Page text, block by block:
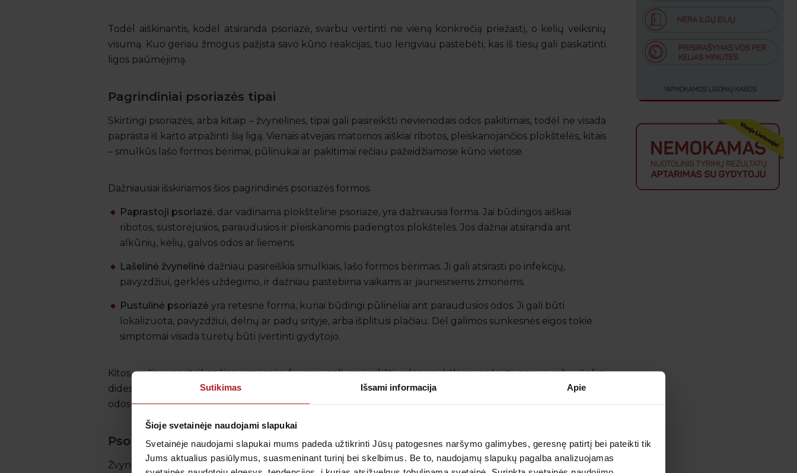
Sutikimas Išsami informacija Apie
Šioje svetainėje naudojami slapukai
Svetainėje naudojami slapukai mums padeda užtikrinti Jūsų patogesnes naršymo galimybes, geresnę patirtį bei pateikti tik
Jums aktualius pasiūlymus, suasmeninant turinį bei skelbimus. Be to, naudojamų slapukų pagalba analizuojamas
Todėl aiškinantis, kodėl atsiranda psoriazė, svarbu vertinti ne vieną konkrečią priežastį, o kelių veiksnių
visumą. Kuo geriau žmogus pažįsta savo kūno reakcijas, tuo lengviau pastebėti, kas iš tiesų gali paskatinti
ligos paūmėjimą.
Pagrindiniai psoriazės tipai
Skirtingi psoriazės, arba kitaip – žvynelinės, tipai gali pasireikšti nevienodais odos pakitimais, todėl ne visada
paprasta iš karto atpažinti šią ligą. Vienais atvejais matomos aiškiai ribotos, pleiskanojančios plokštelės, kitais
– smulkūs lašo formos bėrimai, pūlinukai ar pakitimai rečiau pažeidžiamose kūno vietose.
Dažniausiai išskiriamos šios pagrindinės psoriazės formos:
Paprastoji psoriazė, dar vadinama plokšteline psoriaze, yra dažniausia forma. Jai būdingos aiškiai
ribotos, sustorėjusios, paraudusios ir pleiskanomis padengtos plokštelės. Jos dažnai atsiranda ant
alkūnių, kelių, galvos odos ar liemens.
Lašelinė žvynelinė dažniau pasireiškia smulkiais, lašo formos bėrimais. Ji gali atsirasti po infekcijų,
pavyzdžiui, gerklės uždegimo, ir dažniau pastebima vaikams ar jaunesniems žmonėms.
Pustulinė psoriazė yra retesnė forma, kuriai būdingi pūlinėliai ant paraudusios odos. Ji gali būti
lokalizuota, pavyzdžiui, delnų ar padų srityje, arba išplitusi plačiau. Dėl galimos sunkesnės eigos tokie
simptomai visada turėtų būti įvertinti gydytojo.
Kitos, rečiau pasitaikančios psoriazės formos gali pasireikšti odos raukšlėse, pažeisti nagus arba išplisti
didesniuose kūno plotuose. Būtent todėl vien pagal išvaizdą nustatyti ligą gali būti sudėtinga – panašūs
odos pakitimai gali būti būdingi ir kitoms dermatologinėms būklėms.
Psoriazės simptomai
Žvynelinės simptomai gali skirtis priklausomai nuo psoriazės tipo, pažeistos kūno vietos ir ligos aktyvumo.